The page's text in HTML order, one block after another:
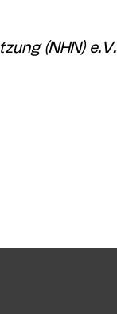
(NHN) e.V.